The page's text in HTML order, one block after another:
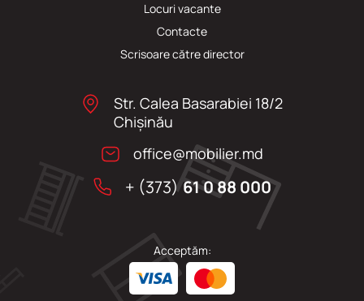
Locuri vacante
Сontacte
Scrisoare către director
Str. Calea Basarabiei 18/2
Chişinău
office@mobilier.md
+ (373)61 0 88 000
Acceptăm: